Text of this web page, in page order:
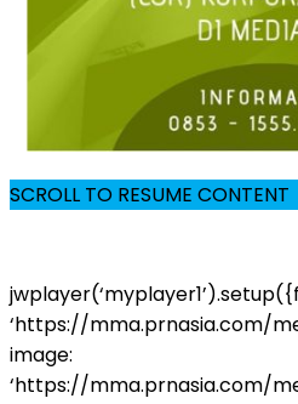
SCROLL TO RESUME CONTENT
‘https://mma.prnasia.com/
image:
‘https://mma.prnasia.com/